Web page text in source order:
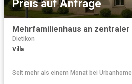
Preis auf Anfrage
Dietikon
Villa
Seit mehr als einem Monat bei Urbanhome